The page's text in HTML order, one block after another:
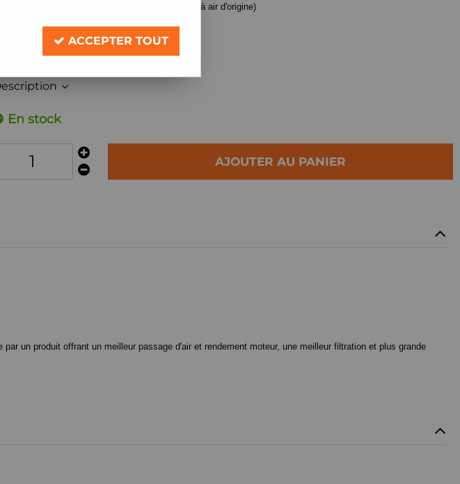
à air Sport BMC de remplacement (pour boite à air d'origine)
Civic 2,2 ictdi 140cv
2006-2011
En stock
AJOUTER AU PANIER
un produit offrant un meilleur passage d'air et rendement moteur, une meilleur filtration et plus grande
ACCEPTER TOUT